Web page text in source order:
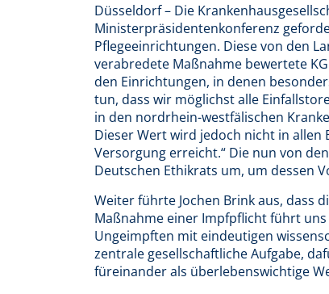
Düsseldorf – Die
Ministerpräsidentenkonferenz
Pflegeeinrichtungen. Diese von den
verabredete Maßnahme bewertete
den Einrichtungen, in denen
tun, dass wir möglichst alle
in den nordrhein-westfälischen
Dieser Wert wird jedoch nicht in
Versorgung erreicht.“ Die nun von
Deutschen Ethikrats um, um dessen
Weiter führte Jochen Brink aus, dass
Maßnahme einer Impfpflicht führt
Ungeimpften mit eindeutigen
zentrale gesellschaftliche Aufgabe,
füreinander als überlebenswichtige